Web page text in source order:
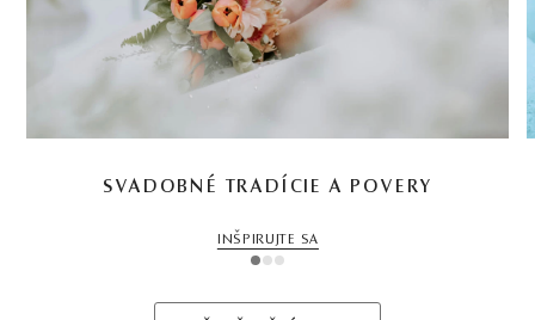
SVADOBNÉ TRADÍCIE A POVERY
INŠPIRUJTE SA
1 2 3